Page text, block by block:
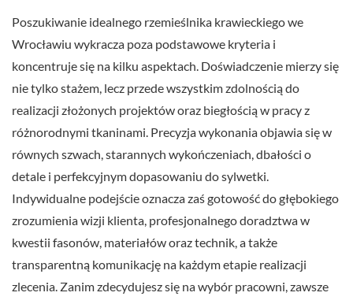
Poszukiwanie idealnego rzemieślnika krawieckiego we
Wrocławiu wykracza poza podstawowe kryteria i
koncentruje się na kilku aspektach. Doświadczenie mierzy się
nie tylko stażem, lecz przede wszystkim zdolnością do
realizacji złożonych projektów oraz biegłością w pracy z
różnorodnymi tkaninami. Precyzja wykonania objawia się w
równych szwach, starannych wykończeniach, dbałości o
detale i perfekcyjnym dopasowaniu do sylwetki.
Indywidualne podejście oznacza zaś gotowość do głębokiego
zrozumienia wizji klienta, profesjonalnego doradztwa w
kwestii fasonów, materiałów oraz technik, a także
transparentną komunikację na każdym etapie realizacji
zlecenia. Zanim zdecydujesz się na wybór pracowni, zawsze